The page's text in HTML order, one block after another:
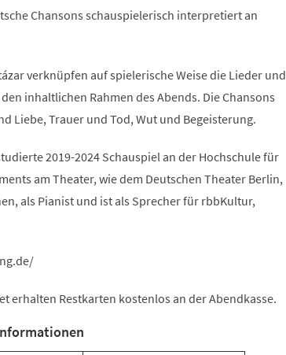
Chansons schauspielerisch interpretiert an
verknüpfen auf spielerische Weise die Lieder und
inhaltlichen Rahmen des Abends. Die Chansons
Liebe, Trauer und Tod, Wut und Begeisterung.
2019-2024 Schauspiel an der Hochschule für
am Theater, wie dem Deutschen Theater Berlin,
als Pianist und ist als Sprecher für rbbKultur,
erhalten Restkarten kostenlos an der Abendkasse.